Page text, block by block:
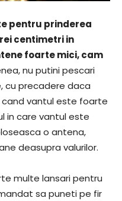
pentru prinderea
centimetri in
foarte mici, cam
nu putini pescari
cu precadere daca
vantul este foarte
in care vantul este
o antena,
deasupra valurilor.
multe lansari pentru
sa puneti pe fir